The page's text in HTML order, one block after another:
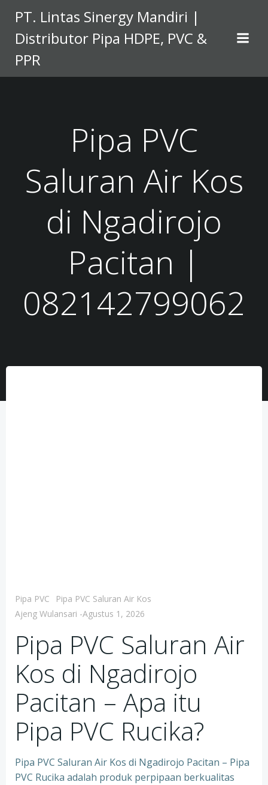
to
content
PT. Lintas Sinergy Mandiri |
Distributor Pipa HDPE, PVC &
PPR
Pipa PVC
Saluran Air Kos
di Ngadirojo
Pacitan |
082142799062
Pipa PVC
Pipa PVC Saluran Air Kos
Ajeng Wulansari -Agustus 1, 2026
Pipa PVC Saluran Air
Kos di Ngadirojo
Pacitan – Apa itu
Pipa PVC Rucika?
Pipa PVC Saluran Air Kos di Ngadirojo Pacitan – Pipa
PVC Rucika adalah produk perpipaan berkualitas